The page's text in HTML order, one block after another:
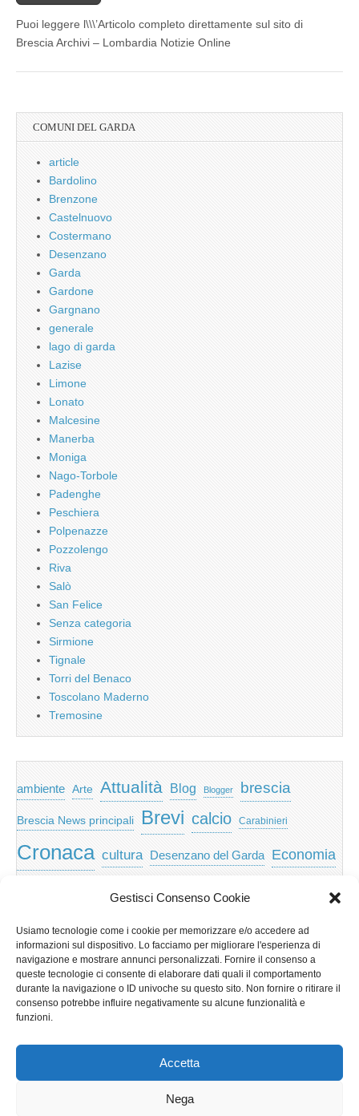
Gestisci Consenso Cookie
Usiamo tecnologie come i cookie per memorizzare e/o accedere ad
informazioni sul dispositivo. Lo facciamo per migliorare l'esperienza di
navigazione e mostrare annunci personalizzati. Fornire il consenso a
queste tecnologie ci consente di elaborare dati quali il comportamento
durante la navigazione o ID univoche su questo sito. Non fornire o ritirare il
consenso potrebbe influire negativamente su alcune funzionalità e
funzioni.
Accetta
Nega
Puoi leggere l\\\’Articolo completo direttamente sul sito di
Brescia Archivi – Lombardia Notizie Online
COMUNI DEL GARDA
article
Bardolino
Brenzone
Castelnuovo
Costermano
Desenzano
Garda
Gardone
Gargnano
generale
lago di garda
Lazise
Limone
Lonato
Malcesine
Manerba
Moniga
Nago-Torbole
Padenghe
Peschiera
Polpenazze
Pozzolengo
Riva
Salò
San Felice
Senza categoria
Sirmione
Tignale
Torri del Benaco
Toscolano Maderno
Tremosine
ambiente Arte Attualità Blog Blogger brescia
Brescia News principali Brevi calcio Carabinieri
Cronaca cultura Desenzano del Garda Economia
lago di garda Musica Nera news Notizie
Notizie dal Garda
Notizie Lombardia
Notizie per categoria Notizie Provincia di Brescia
Regione Lombardia
Sport Storia Territorio turismo
Privacy e cookie: questo sito utilizza i cookie. Continuando a utilizzare